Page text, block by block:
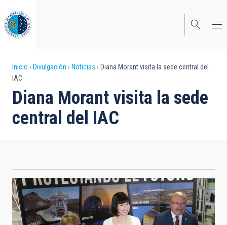
al
contenido
principal
Sobrescribir
enlaces
de
ayuda
navegación
Inicio Divulgación Noticias
Diana Morant visita la sede central del
IAC
Diana Morant visita la sede
central del IAC